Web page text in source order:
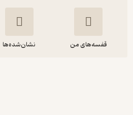
قفسه‌های من نشان‌شده‌ها